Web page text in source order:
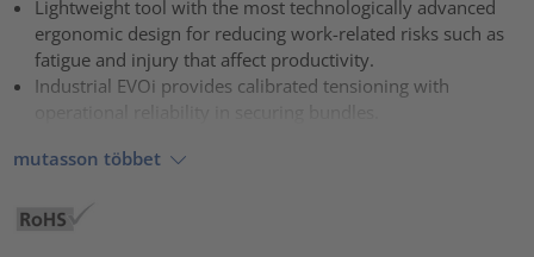
Lightweight tool with the most technologically advanced
ergonomic design for reducing work-related risks such as
fatigue and injury that affect productivity.
Industrial EVOi provides calibrated tensioning with
mutasson többet